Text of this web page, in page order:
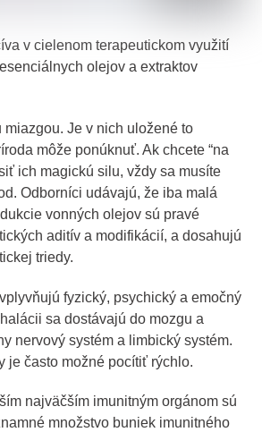
v cielenom terapeutickom využití
olejov a extraktov
Je v nich uložené to
môže ponúknuť. Ak chcete “na
ich magickú silu, vždy sa musíte
Odborníci udávajú, že iba malá
vonných olejov sú pravé
aditív a modifikácií, a dosahujú
triedy.
fyzický, psychický a emočný
sa dostávajú do mozgu a
nervový systém a limbický systém.
je často možné pocítiť rýchlo.
najväčším imunitným orgánom sú
množstvo buniek imunitného